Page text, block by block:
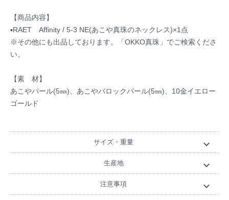
【商品内容】
▪RAET Affinity / 5-3 NE(あこや真珠のネックレス)×1点
※その他にも出品しております。「OKKO真珠」でご検索くださ
い。
【素 材】
あこやパール(5㎜)、あこやバロックパール(5㎜)、10金イエロー
ゴールド
サイズ・重量 expand_more
生産地 expand_more
注意事項 expand_more